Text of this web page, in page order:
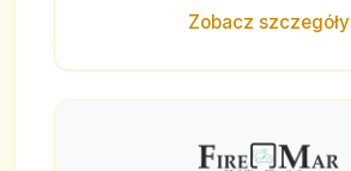
Zobacz szczegóły